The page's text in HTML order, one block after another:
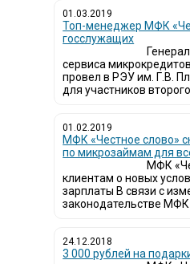
01.03.2019
Топ-менеджер МФК
госслужащих
сервиса
провел в РЭУ им. Г.В.
для участников второго
01.02.2019
МФК «Честное слово»
по микрозаймам для
МФК
клиентам о новых
зарплаты В связи с
законодательстве МФК
24.12.2018
3 000 рублей на